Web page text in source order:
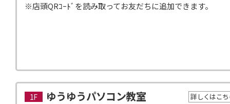
※店頭QRｺｰﾄﾞを読み取ってお友だちに追加できます。
1F ゆうゆうパソコン教室 詳しくはこ